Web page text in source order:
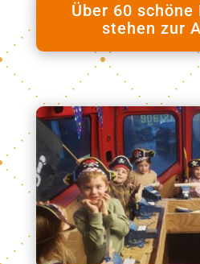
Über 60
stehen zur